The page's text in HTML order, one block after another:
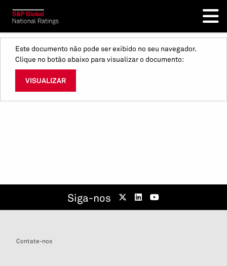
Este documento não pode ser exibido no seu navegador.
Clique no botão abaixo para visualizar o documento:
VISUALIZAR
Siga-nos
Contate-nos